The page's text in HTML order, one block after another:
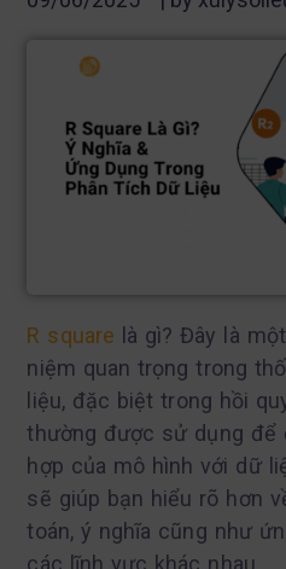
R square là gì? Đây là
niệm quan trọng trong
liệu, đặc biệt trong hồi
thường được sử dụng để
hợp của mô hình với dữ
sẽ giúp bạn hiểu rõ hơn
toán, ý nghĩa cũng như
các lĩnh vực khác nhau.